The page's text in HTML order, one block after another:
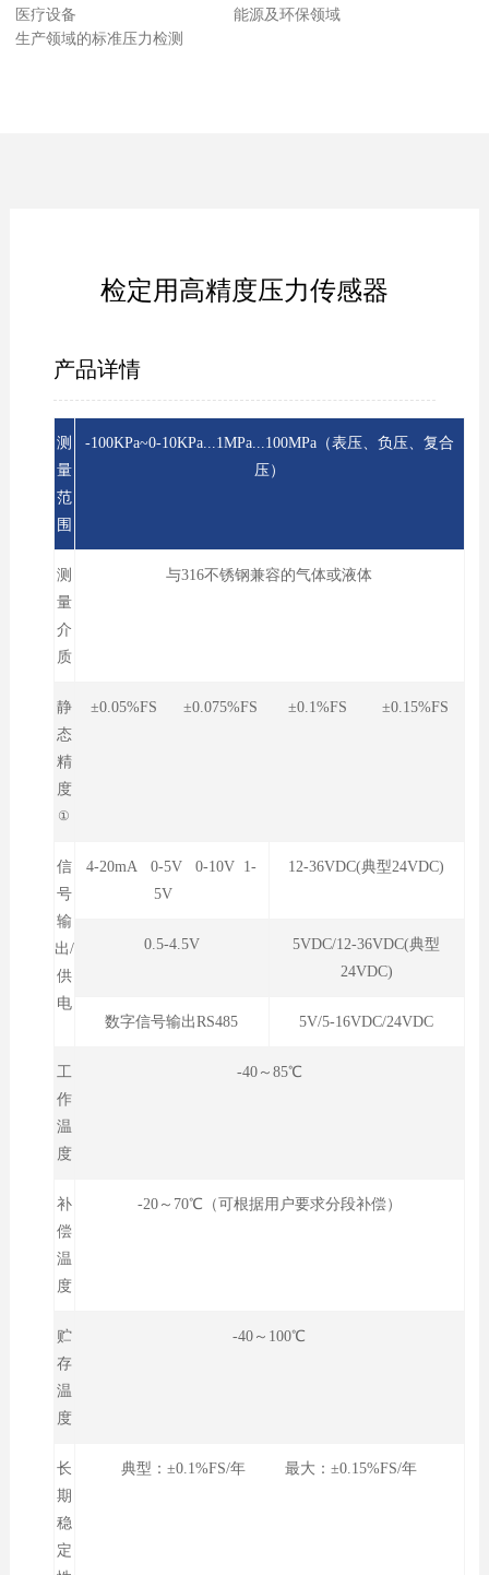
医疗设备 能源及环保领域
生产领域的标准压力检测
检定用高精度压力传感器
产品详情
测
量
范
围
-100KPa~0-10KPa...1MPa...100MPa（表压、负压、复合
压）
测
量
介
质
与316不锈钢兼容的气体或液体
静
态
精
度
①
±0.05%FS ±0.075%FS ±0.1%FS ±0.15%FS
信
号
输
出/
供
电
4-20mA 0-5V 0-10V 1-
5V
12-36VDC(典型24VDC)
0.5-4.5V
5VDC/12-36VDC(典型
24VDC)
数字信号输出RS485 5V/5-16VDC/24VDC
工
作
温
度
-40～85℃
补
偿
温
度
-20～70℃（可根据用户要求分段补偿）
贮
存
温
度
-40～100℃
长
期
稳
定
典型：±0.1%FS/年 最大：±0.15%FS/年